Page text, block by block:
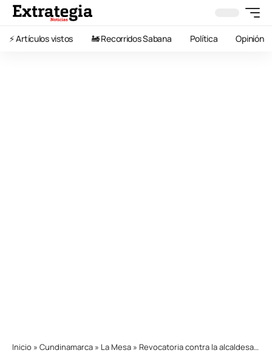
⚡️ Artículos vistos 🚂 Recorridos Sabana Política Opinión
Inicio » Cundinamarca » La Mesa » Revocatoria contra la alcaldesa de La Mesa fracasó: promotores desistieron tres días antes del plazo